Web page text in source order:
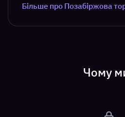
Більше про Позабіржова
Чому